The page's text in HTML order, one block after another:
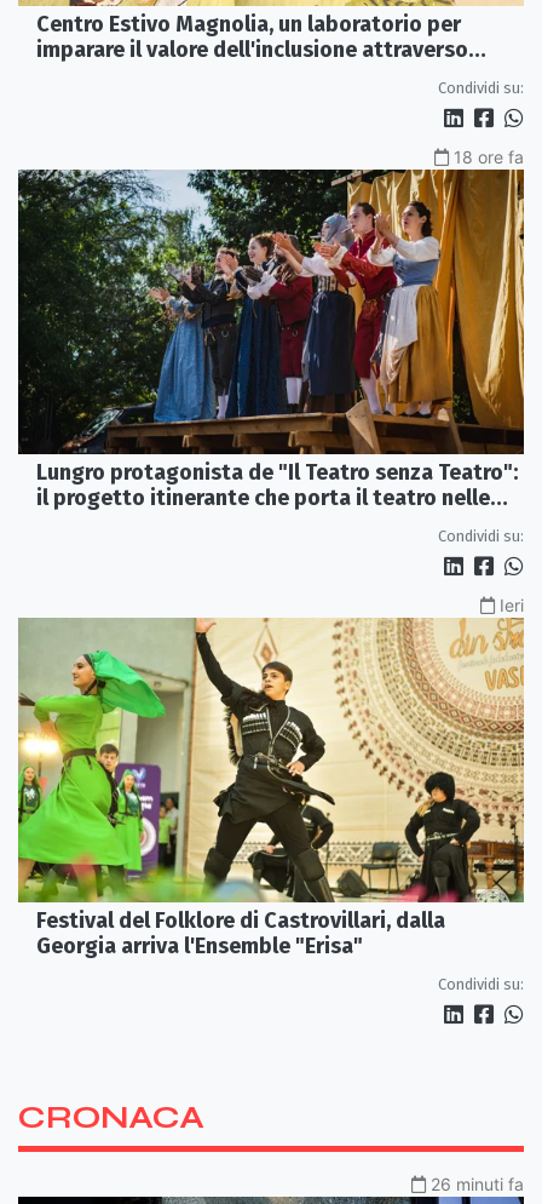
Centro Estivo Magnolia, un laboratorio per
imparare il valore dell'inclusione attraverso
Condividi su:
18 ore fa
Lungro protagonista de "Il Teatro senza Teatro":
il progetto itinerante che porta il teatro nelle
Condividi su:
Ieri
Festival del Folklore di Castrovillari, dalla
Georgia arriva l'Ensemble "Erisa"
Condividi su:
CRONACA
26 minuti fa